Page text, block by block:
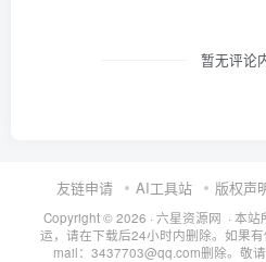
暂无评论
友链申请 AI工具站 版权声
Copyright © 2026 · 六星资源网 · 本
运，请在下载后24小时内删除。如果
mail：3437703@qq.com删除。敬